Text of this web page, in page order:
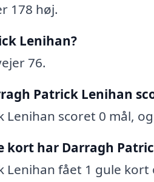
178 høj.
Lenihan?
76.
Patrick Lenihan
scoret 0 mål,
kort har Darragh
Lenihan fået 1 gule